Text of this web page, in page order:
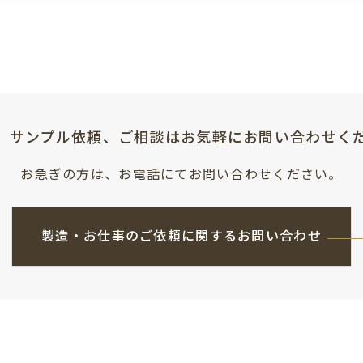
サンプル依頼、ご相談はお気軽にお問い合わせく
お急ぎの方は、お電話にてお問い合わせください。
製造・お仕事のご依頼に関するお問い合わせ